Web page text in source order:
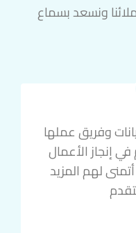
ونسعد بسماع
وفريق عملها
إنجاز الأعمال
لهم المزيد